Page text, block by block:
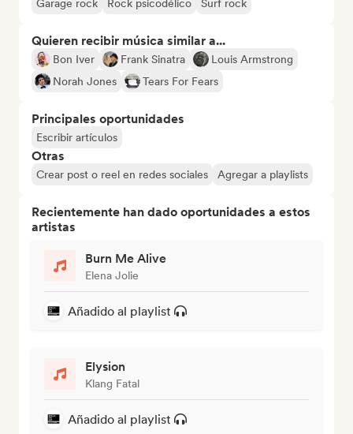
Garage rock Rock psicodélico Surf rock
Quieren recibir música similar a...
Bon Iver Frank Sinatra
Louis Armstrong
Norah Jones
Tears For Fears
Principales oportunidades
Escribir artículos
Otras
Crear post o reel en redes sociales Agregar a playlists
Recientemente han dado oportunidades a estos
artistas
Burn Me Alive
Elena Jolie
Añadido al playlist
Elysion
Klang Fatal
Añadido al playlist